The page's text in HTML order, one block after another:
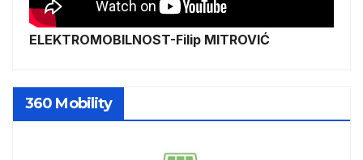
ELEKTROMOBILNOST-Filip MITROVIĆ
360 Mobility